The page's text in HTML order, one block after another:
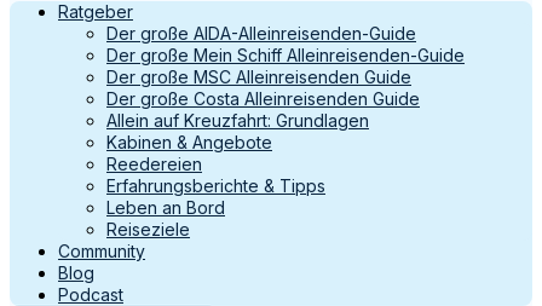
Ratgeber
Der große AIDA-Alleinreisenden-Guide
Der große Mein Schiff Alleinreisenden-Guide
Der große MSC Alleinreisenden Guide
Der große Costa Alleinreisenden Guide
Allein auf Kreuzfahrt: Grundlagen
Kabinen & Angebote
Reedereien
Erfahrungsberichte & Tipps
Leben an Bord
Reiseziele
Community
Blog
Podcast